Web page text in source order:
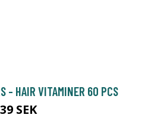
- HAIR VITAMINER 60 PCS
SEK